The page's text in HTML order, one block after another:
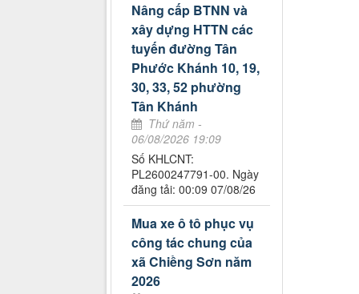
Nâng cấp BTNN và
xây dựng HTTN các
tuyến đường Tân
Phước Khánh 10, 19,
30, 33, 52 phường
Tân Khánh
Thứ năm -
06/08/2026 19:09
Số KHLCNT:
PL2600247791-00. Ngày
đăng tải: 00:09 07/08/26
Mua xe ô tô phục vụ
công tác chung của
xã Chiềng Sơn năm
2026